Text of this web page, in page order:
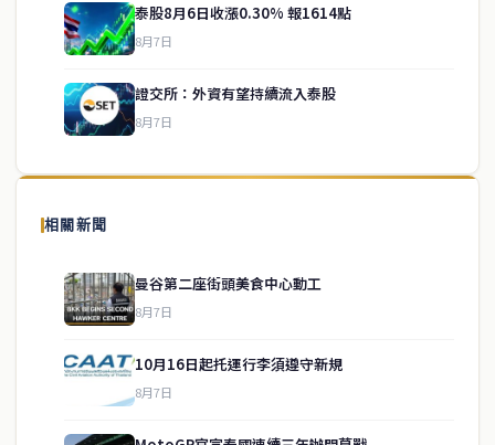
泰股8月6日收漲0.30% 報1614點
8月7日
證交所：外資有望持續流入泰股
8月7日
相關新聞
曼谷第二座街頭美食中心動工
8月7日
10月16日起托運行李須遵守新規
8月7日
關於我們
泰國中文新聞（TCN）是一家總部設於曼谷的中文新聞媒體，致力於
供即時、客觀、多元的中文新聞內容。
房地產
service@thaichinesenews.com